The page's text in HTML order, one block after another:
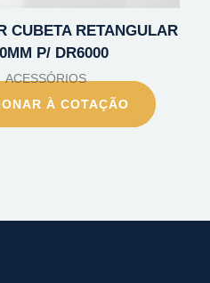
CUBETA RETANGULAR
P/ DR6000
ACESSÓRIOS
À COTAÇÃO